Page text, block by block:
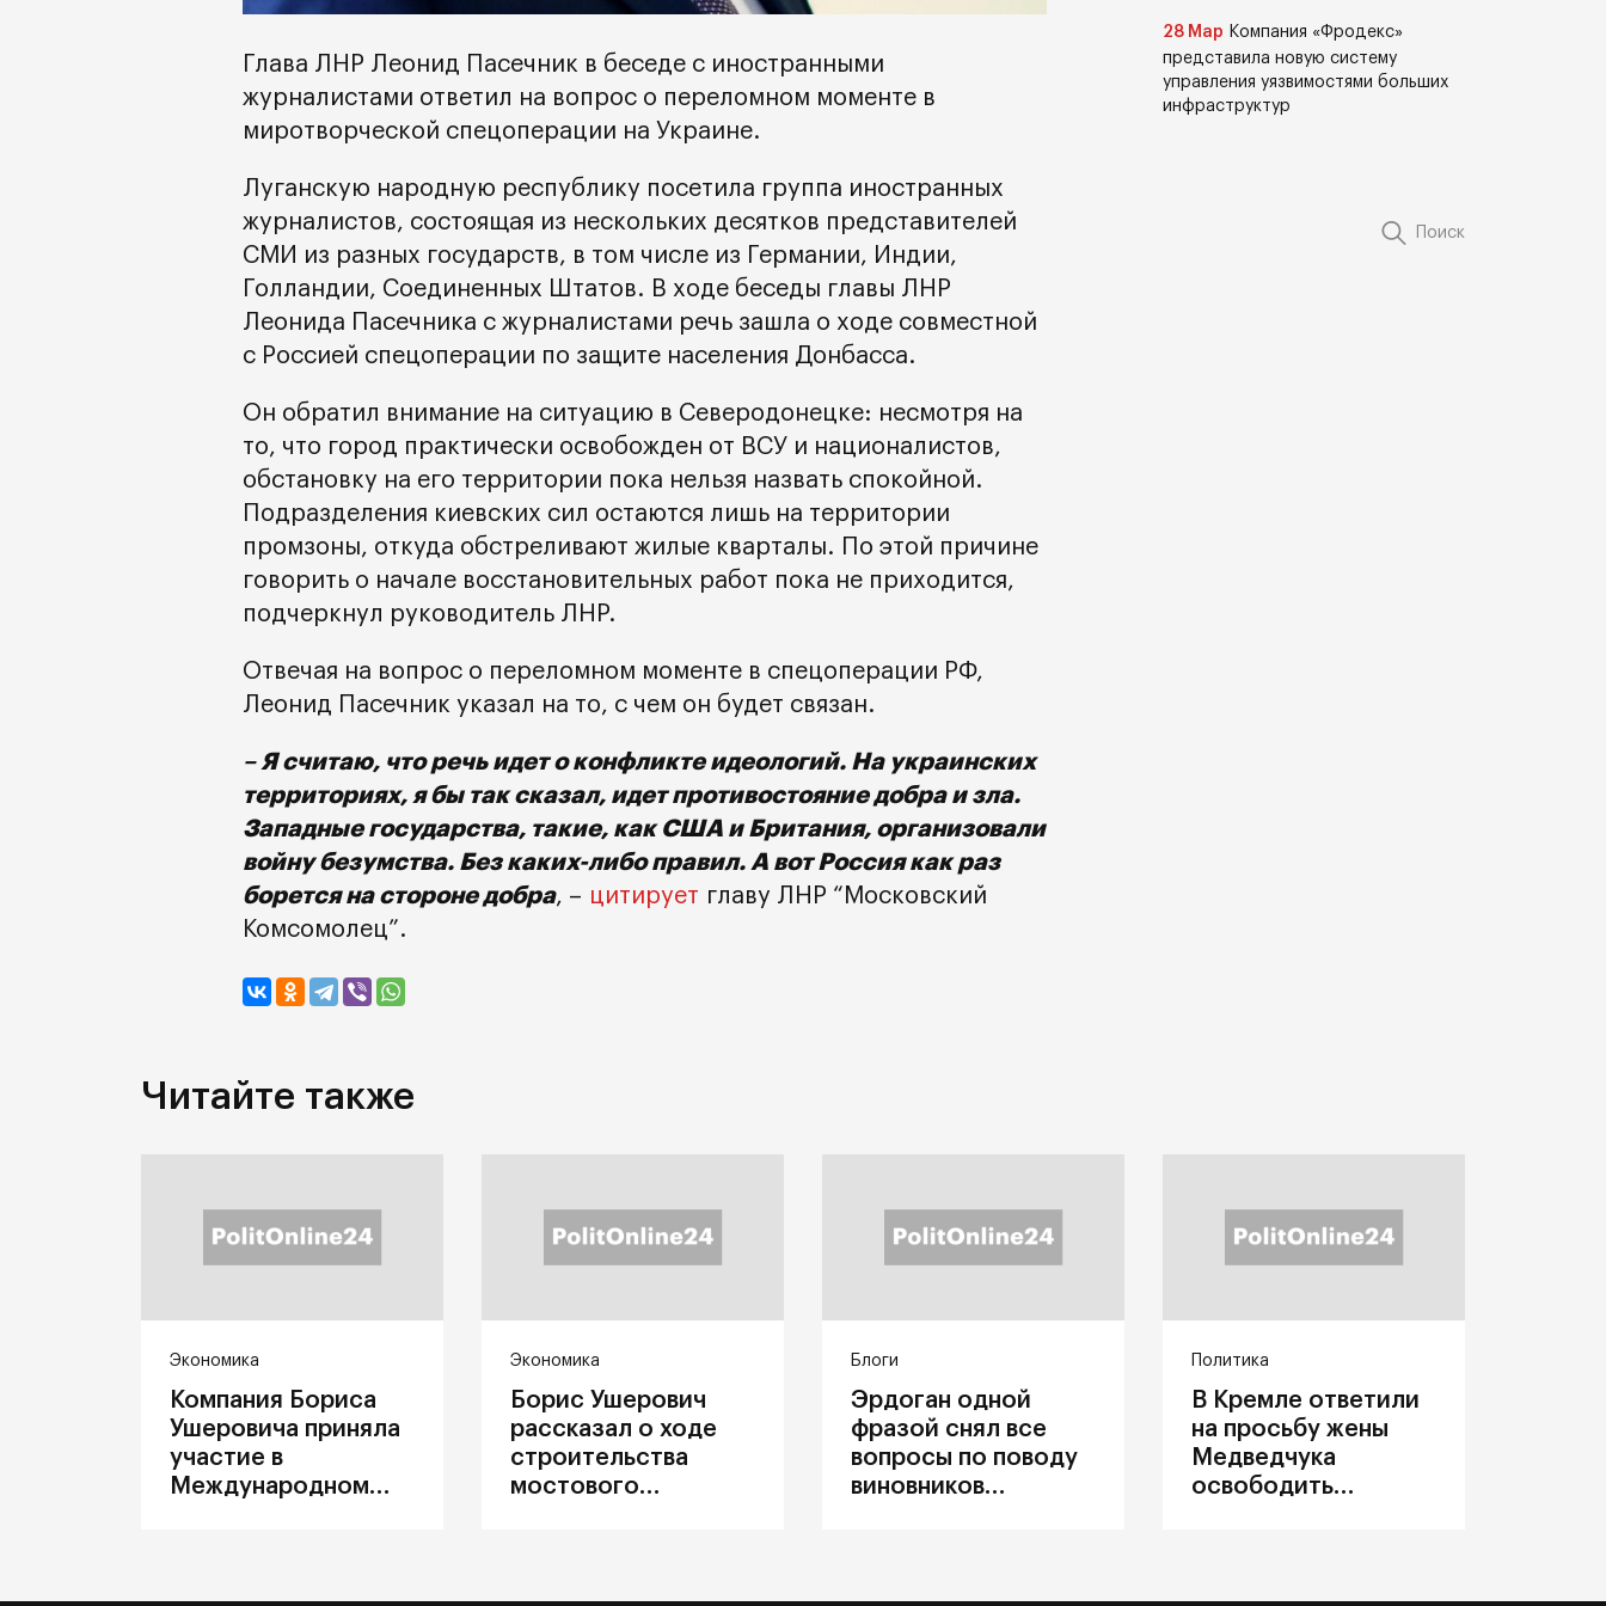
Глава ЛНР Леонид Пасечник в беседе с иностранными
журналистами ответил на вопрос о переломном моменте в
миротворческой спецоперации на Украине.
Луганскую народную республику посетила группа иностранных
журналистов, состоящая из нескольких десятков представителей
СМИ из разных государств, в том числе из Германии, Индии,
Голландии, Соединенных Штатов. В ходе беседы главы ЛНР
Леонида Пасечника с журналистами речь зашла о ходе совместной
с Россией спецоперации по защите населения Донбасса.
Он обратил внимание на ситуацию в Северодонецке: несмотря на
то, что город практически освобожден от ВСУ и националистов,
обстановку на его территории пока нельзя назвать спокойной.
Подразделения киевских сил остаются лишь на территории
промзоны, откуда обстреливают жилые кварталы. По этой причине
говорить о начале восстановительных работ пока не приходится,
подчеркнул руководитель ЛНР.
Отвечая на вопрос о переломном моменте в спецоперации РФ,
Леонид Пасечник указал на то, с чем он будет связан.
– Я считаю, что речь идет о конфликте идеологий. На украинских
территориях, я бы так сказал, идет противостояние добра и зла.
Западные государства, такие, как США и Британия, организовали
войну безумства. Без каких-либо правил. А вот Россия как раз
борется на стороне добра, – цитирует главу ЛНР “Московский
Комсомолец”.
28 Мар Компания «Фродекс»
представила новую систему
управления уязвимостями больших
инфраструктур
Поиск
Читайте также
Экономика
Компания Бориса
Ушеровича приняла
участие в
Международном
Экономика
Борис Ушерович
рассказал о ходе
строительства
мостового
Блоги
Эрдоган одной
фразой снял все
вопросы по поводу
виновников
Политика
В Кремле ответили
на просьбу жены
Медведчука
освободить